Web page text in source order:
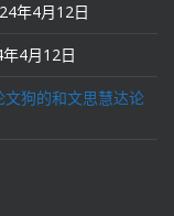
年4月12日
4月12日
狗的和文思慧达论